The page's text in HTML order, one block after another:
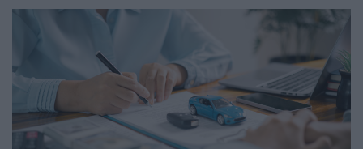
ötleteket vázol fel a hitelkockázati keretrendszer
használhatóságának, hatékonyságának és
egyszerűségének javítására, azzal a céllal, hogy szélesebb
körű vitát ösztönözzenek arra irányulóan, hogy hogyan
lehetne jobban strukturálni az EBA ezen a területen
folytatott munkáját a jövőben. A beérkezett észrevételek
alapján fogja az EBA felmérni a lehetséges
egyszerűsítéséket a jövőbeli szakpolitikai munkája